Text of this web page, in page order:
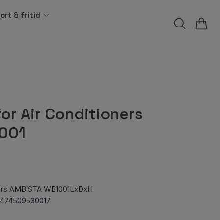
& fritid
Air Conditioners
AMBISTA WB1001LxDxH